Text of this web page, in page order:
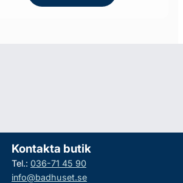
Kontakta butik
Tel.: 036-71 45 90
info@badhuset.se